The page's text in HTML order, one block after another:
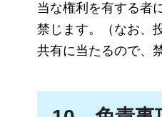
当な権利を有する者
禁じます。（なお、
共有に当たるので、